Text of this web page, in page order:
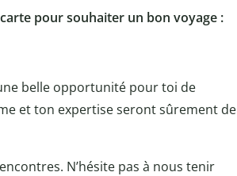
pour souhaiter un bon voyage :
belle opportunité pour toi de
et ton expertise seront sûrement de
N’hésite pas à nous tenir